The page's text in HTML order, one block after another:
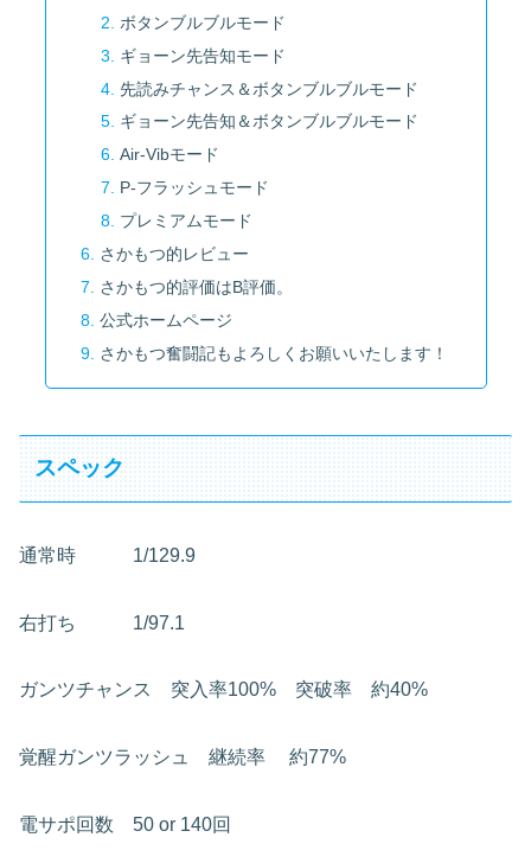
ボタンブルブルモード
ギョーン先告知モード
先読みチャンス＆ボタンブルブルモード
ギョーン先告知＆ボタンブルブルモード
Air-Vibモード
P-フラッシュモード
プレミアムモード
さかもつ的レビュー
さかもつ的評価はB評価。
公式ホームページ
さかもつ奮闘記もよろしくお願いいたします！
スペック
通常時 1/129.9
右打ち 1/97.1
ガンツチャンス 突入率100% 突破率 約40%
覚醒ガンツラッシュ 継続率 約77%
電サポ回数 50 or 140回